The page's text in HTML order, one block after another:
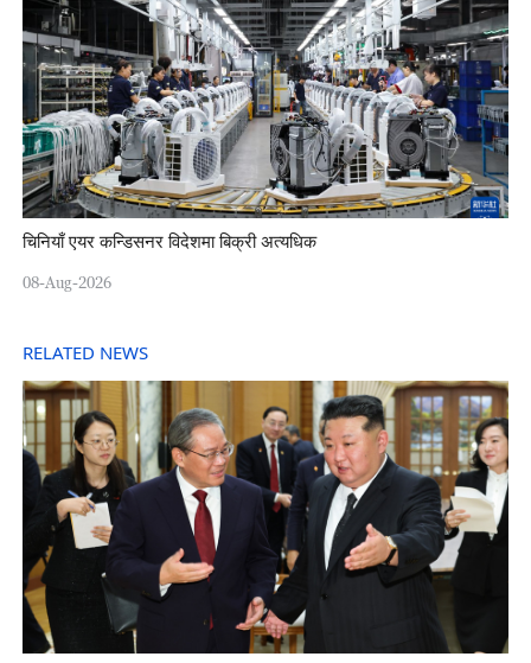
चिनियाँ एयर कन्डिसनर विदेशमा बिक्री अत्यधिक
08-Aug-2026
RELATED NEWS